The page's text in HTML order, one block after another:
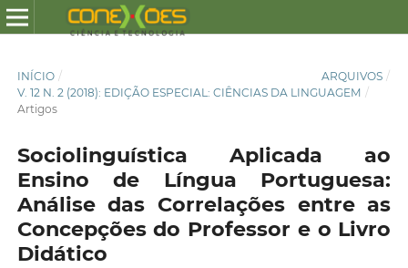
INÍCIO / ARQUIVOS /
V. 12 N. 2 (2018): EDIÇÃO ESPECIAL: CIÊNCIAS DA LINGUAGEM /
Artigos
Sociolinguística Aplicada ao
Ensino de Língua Portuguesa:
Análise das Correlações entre as
Concepções do Professor e o Livro
Didático